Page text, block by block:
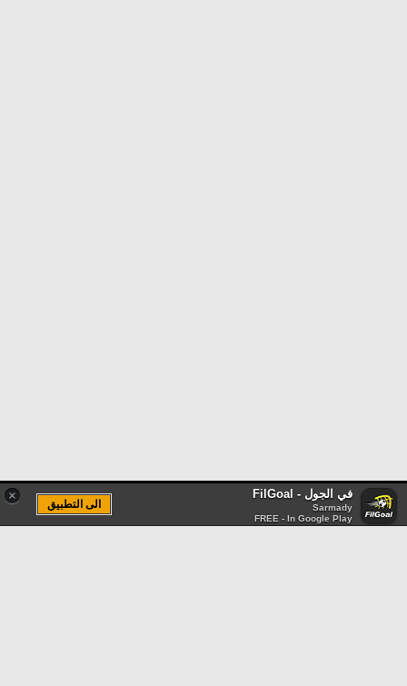
× في الجول - FilGoal
Sarmady
FREE - In Google Play
الى التطبيق